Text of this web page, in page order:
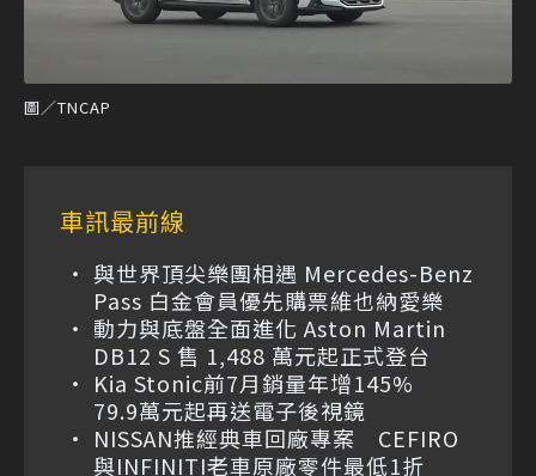
圖／TNCAP
車訊最前線
與世界頂尖樂團相遇 Mercedes-Benz
Pass 白金會員優先購票維也納愛樂
動力與底盤全面進化 Aston Martin
DB12 S 售 1,488 萬元起正式登台
Kia Stonic前7月銷量年增145%
79.9萬元起再送電子後視鏡
NISSAN推經典車回廠專案 CEFIRO
與INFINITI老車原廠零件最低1折